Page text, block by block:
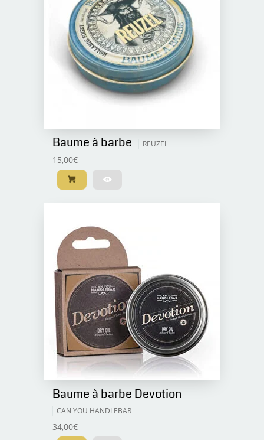
Baume à barbe REUZEL
15,00€
Baume à barbe Devotion
CAN YOU HANDLEBAR
34,00€